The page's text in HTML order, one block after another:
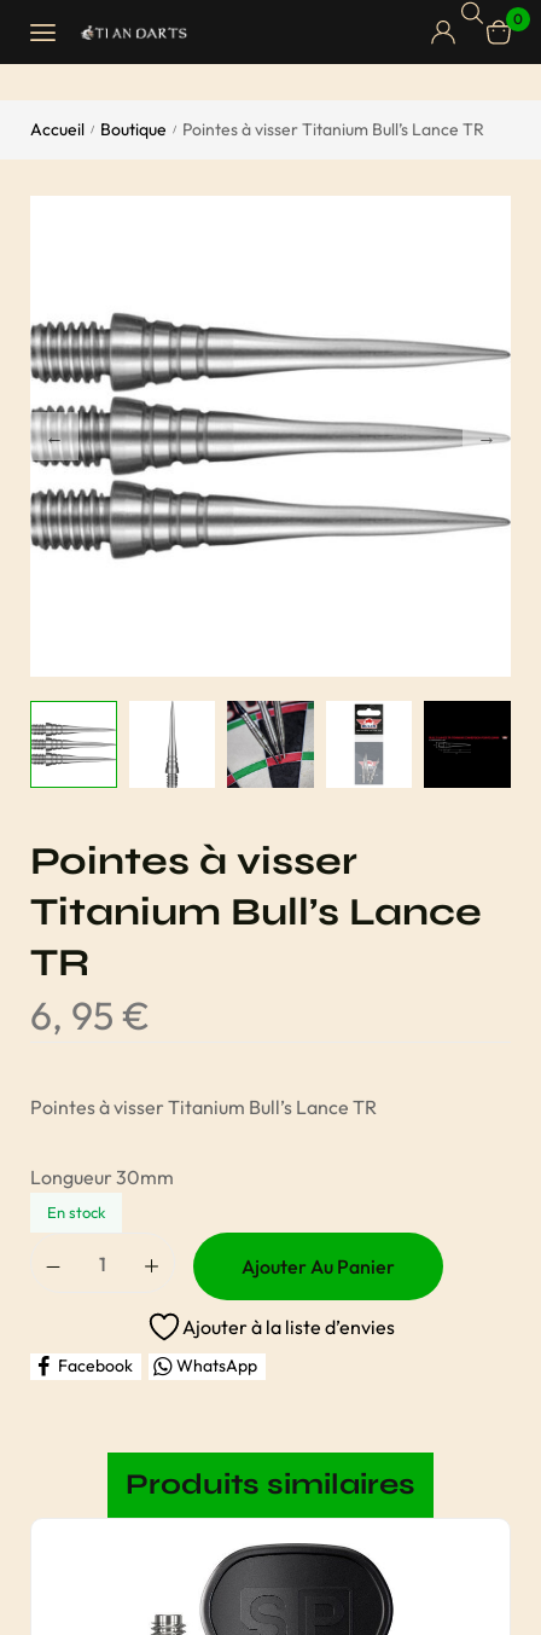
0
Accueil / Boutique / Pointes à visser Titanium Bull’s Lance TR
Pointes à visser
Titanium Bull’s Lance
TR
6, 95 €
Pointes à visser Titanium Bull’s Lance TR
Longueur 30mm
En stock
Ajouter Au Panier
Ajouter à la liste d’envies
Facebook WhatsApp
Produits similaires